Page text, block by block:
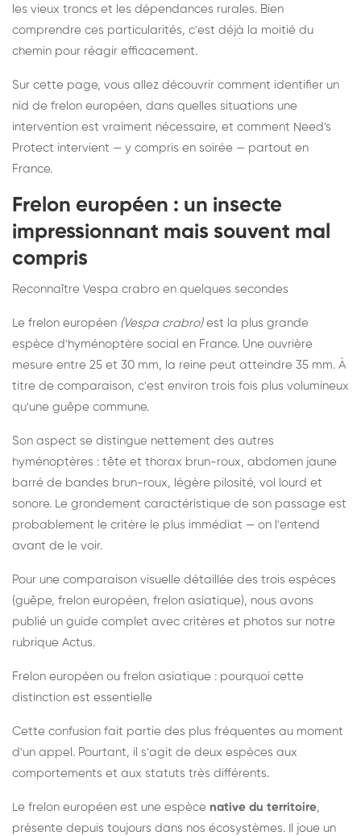
les vieux troncs et les dépendances rurales. Bien
comprendre ces particularités, c'est déjà la moitié du
chemin pour réagir efficacement.
Sur cette page, vous allez découvrir comment identifier un
nid de frelon européen, dans quelles situations une
intervention est vraiment nécessaire, et comment Need's
Protect intervient — y compris en soirée — partout en
France.
Frelon européen : un insecte
impressionnant mais souvent mal
compris
Reconnaître Vespa crabro en quelques secondes
Le frelon européen (Vespa crabro)est la plus grande
espèce d'hyménoptère social en France. Une ouvrière
mesure entre 25 et 30 mm, la reine peut atteindre 35 mm. À
titre de comparaison, c'est environ trois fois plus volumineux
qu'une guêpe commune.
Son aspect se distingue nettement des autres
hyménoptères : tête et thorax brun-roux, abdomen jaune
barré de bandes brun-roux, légère pilosité, vol lourd et
sonore. Le grondement caractéristique de son passage est
probablement le critère le plus immédiat — on l'entend
avant de le voir.
Pour une comparaison visuelle détaillée des trois espèces
(guêpe, frelon européen, frelon asiatique), nous avons
publié un guide complet avec critères et photos sur notre
rubrique Actus.
Frelon européen ou frelon asiatique : pourquoi cette
distinction est essentielle
Cette confusion fait partie des plus fréquentes au moment
d'un appel. Pourtant, il s'agit de deux espèces aux
comportements et aux statuts très différents.
Le frelon européen est une espèce native du territoire,
présente depuis toujours dans nos écosystèmes. Il joue un